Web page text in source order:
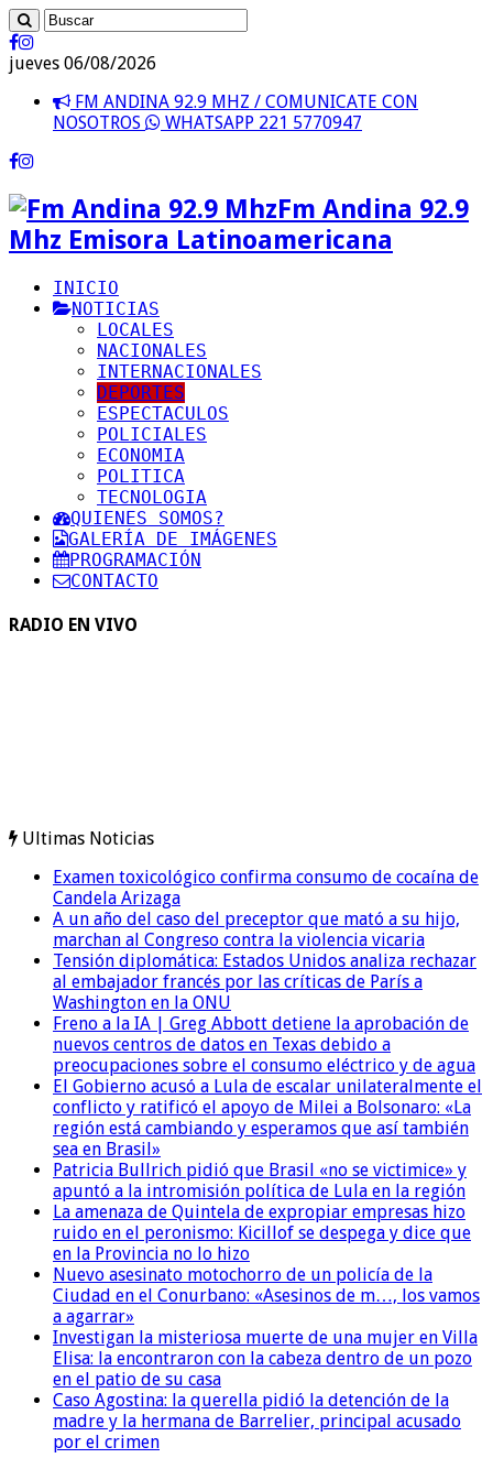
jueves 06/08/2026
FM ANDINA 92.9 MHZ / COMUNICATE CON
NOSOTROS
WHATSAPP 221 5770947
Fm Andina 92.9
Mhz Emisora Latinoamericana
INICIO
NOTICIAS
LOCALES
NACIONALES
INTERNACIONALES
DEPORTES
ESPECTACULOS
POLICIALES
ECONOMIA
POLITICA
TECNOLOGIA
QUIENES SOMOS?
GALERÍA DE IMÁGENES
PROGRAMACIÓN
CONTACTO
RADIO EN VIVO
Ultimas Noticias
Examen toxicológico confirma consumo de cocaína de
Candela Arizaga
A un año del caso del preceptor que mató a su hijo,
marchan al Congreso contra la violencia vicaria
Tensión diplomática: Estados Unidos analiza rechazar
al embajador francés por las críticas de París a
Washington en la ONU
Freno a la IA | Greg Abbott detiene la aprobación de
nuevos centros de datos en Texas debido a
preocupaciones sobre el consumo eléctrico y de agua
El Gobierno acusó a Lula de escalar unilateralmente el
conflicto y ratificó el apoyo de Milei a Bolsonaro: «La
región está cambiando y esperamos que así también
sea en Brasil»
Patricia Bullrich pidió que Brasil «no se victimice» y
apuntó a la intromisión política de Lula en la región
La amenaza de Quintela de expropiar empresas hizo
ruido en el peronismo: Kicillof se despega y dice que
en la Provincia no lo hizo
Nuevo asesinato motochorro de un policía de la
Ciudad en el Conurbano: «Asesinos de m…, los vamos
a agarrar»
Investigan la misteriosa muerte de una mujer en Villa
Elisa: la encontraron con la cabeza dentro de un pozo
en el patio de su casa
Caso Agostina: la querella pidió la detención de la
madre y la hermana de Barrelier, principal acusado
por el crimen